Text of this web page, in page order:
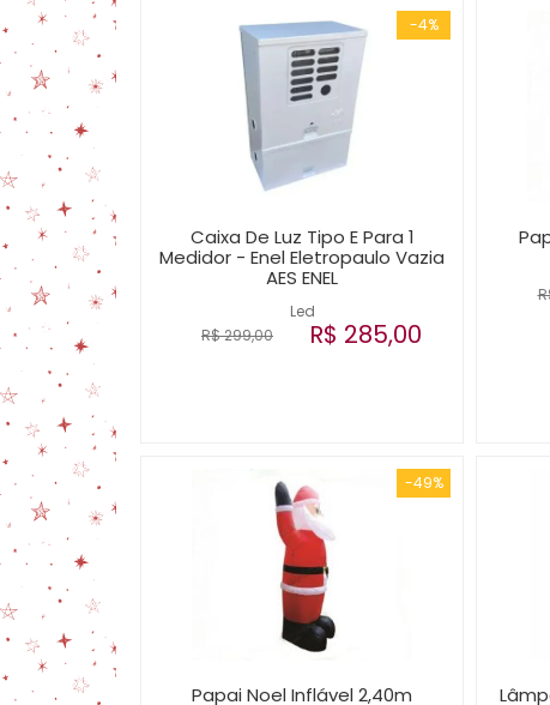
-4%
Led
Caixa De Luz Tipo E Para 1
Medidor - Enel Eletropaulo Vazia
AES ENEL
R$ 299,00 R$ 285,00
-49%
Papai Noel Inflável 2,40m